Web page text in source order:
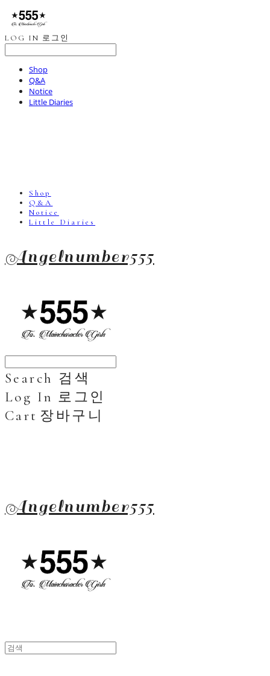
LOG IN 로그인
Shop
Q&A
Notice
Little Diaries
Shop
Q&A
Notice
Little Diaries
Angelnumber555
Search 검색
Log In 로그인
Cart 장바구니
Angelnumber555